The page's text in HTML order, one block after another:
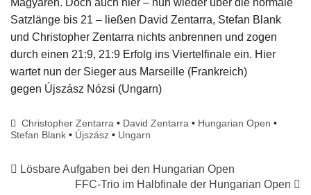
Magyaren. Doch auch hier – nun wieder über die normale
Satzlänge bis 21 – ließen David Zentarra, Stefan Blank
und Christopher Zentarra nichts anbrennen und zogen
durch einen 21:9, 21:9 Erfolg ins Viertelfinale ein. Hier
wartet nun der Sieger aus Marseille (Frankreich)
gegen Újszász Nózsi (Ungarn)
Christopher Zentarra • David Zentarra • Hungarian Open •
Stefan Blank • Újszász • Ungarn
Lösbare Aufgaben bei den Hungarian Open
FFC-Trio im Halbfinale der Hungarian Open